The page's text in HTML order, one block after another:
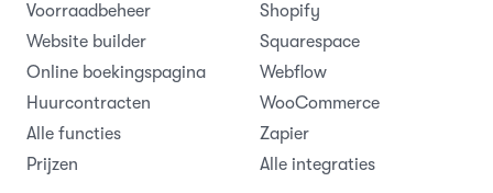
Voorraadbeheer
Website builder
Online boekingspagina
Huurcontracten
Alle functies
Prijzen
Shopify
Squarespace
Webflow
WooCommerce
Zapier
Alle integraties